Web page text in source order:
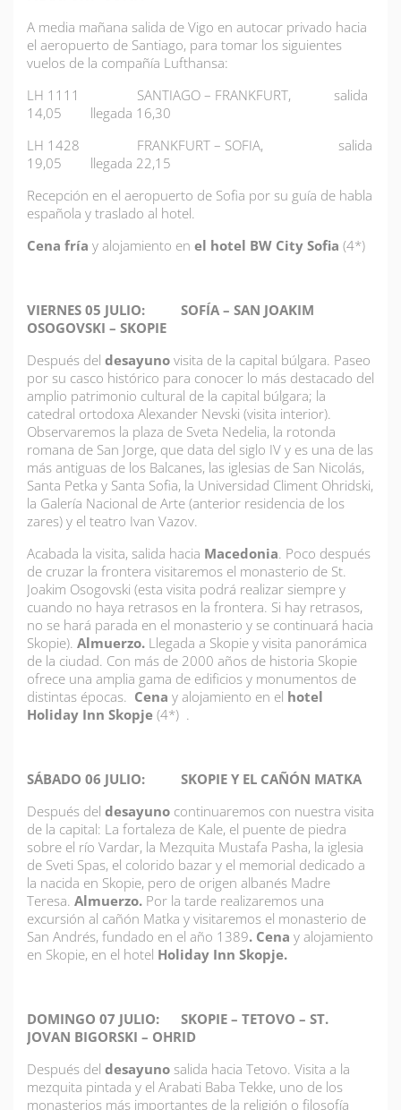
A media mañana salida de Vigo en autocar privado hacia
el aeropuerto de Santiago, para tomar los siguientes
vuelos de la compañía Lufthansa:
LH 1111 SANTIAGO – FRANKFURT, salida
14,05 llegada 16,30
LH 1428 FRANKFURT – SOFIA, salida
19,05 llegada 22,15
Recepción en el aeropuerto de Sofia por su guía de habla
española y traslado al hotel.
Cena fría y alojamiento en el hotel BW City Sofia (4*)
VIERNES 05 JULIO: SOFÍA – SAN JOAKIM
OSOGOVSKI – SKOPIE
Después del desayuno visita de la capital búlgara. Paseo
por su casco histórico para conocer lo más destacado del
amplio patrimonio cultural de la capital búlgara; la
catedral ortodoxa Alexander Nevski (visita interior).
Observaremos la plaza de Sveta Nedelia, la rotonda
romana de San Jorge, que data del siglo IV y es una de las
más antiguas de los Balcanes, las iglesias de San Nicolás,
Santa Petka y Santa Sofia, la Universidad Climent Ohridski,
la Galería Nacional de Arte (anterior residencia de los
zares) y el teatro Ivan Vazov.
Acabada la visita, salida hacia Macedonia. Poco después
de cruzar la frontera visitaremos el monasterio de St.
Joakim Osogovski (esta visita podrá realizar siempre y
cuando no haya retrasos en la frontera. Si hay retrasos,
no se hará parada en el monasterio y se continuará hacia
Skopie). Almuerzo. Llegada a Skopie y visita panorámica
de la ciudad. Con más de 2000 años de historia Skopie
ofrece una amplia gama de edificios y monumentos de
distintas épocas. Cena y alojamiento en el hotel
Holiday Inn Skopje (4*) .
SÁBADO 06 JULIO: SKOPIE Y EL CAÑÓN MATKA
Después del desayuno continuaremos con nuestra visita
de la capital: La fortaleza de Kale, el puente de piedra
sobre el río Vardar, la Mezquita Mustafa Pasha, la iglesia
de Sveti Spas, el colorido bazar y el memorial dedicado a
la nacida en Skopie, pero de origen albanés Madre
Teresa. Almuerzo. Por la tarde realizaremos una
excursión al cañón Matka y visitaremos el monasterio de
San Andrés, fundado en el año 1389. Cena y alojamiento
en Skopie, en el hotel Holiday Inn Skopje.
DOMINGO 07 JULIO: SKOPIE – TETOVO – ST.
JOVAN BIGORSKI – OHRID
Después del desayuno salida hacia Tetovo. Visita a la
mezquita pintada y el Arabati Baba Tekke, uno de los
monasterios más importantes de la religión o filosofía